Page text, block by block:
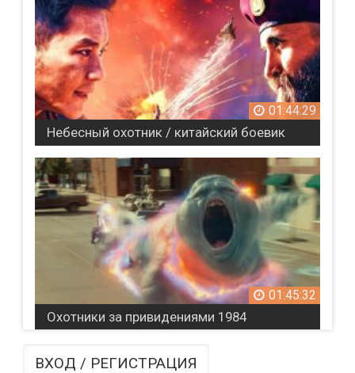
01:44:29
Небесный охотник / китайский боевик
01:45:32
Охотники за привидениями 1984
ВХОД / РЕГИСТРАЦИЯ